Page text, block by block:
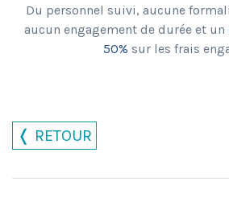
Du personnel suivi, aucune
aucun engagement de durée et un
50% sur les frais
❬ RETOUR